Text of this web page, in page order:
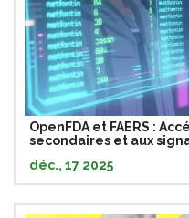
OpenFDA et FAERS :
secondaires et aux
déc., 17 2025